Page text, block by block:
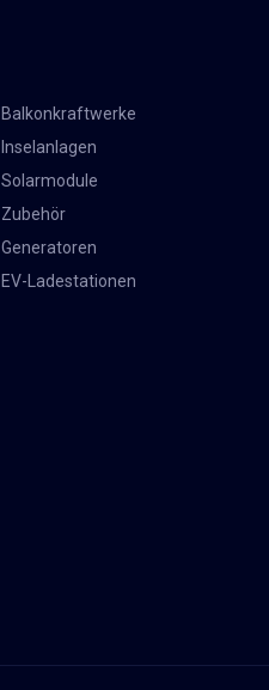
Balkonkraftwerke
Inselanlagen
Solarmodule
Zubehör
Generatoren
EV-Ladestationen